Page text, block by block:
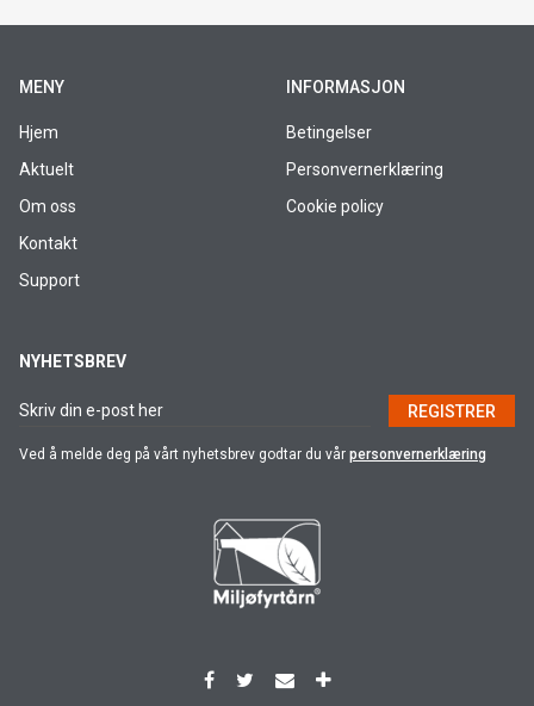
MENY
Hjem
Aktuelt
Om oss
Kontakt
Support
INFORMASJON
Betingelser
Personvernerklæring
Cookie policy
NYHETSBREV
REGISTRER
Ved å melde deg på vårt nyhetsbrev godtar du vår personvernerklæring